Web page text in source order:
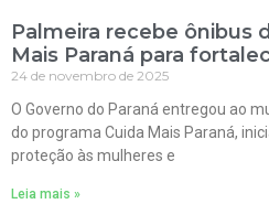
Palmeira recebe ônibus
Mais Paraná para
24 de novembro de 2025
O Governo do Paraná entregou ao
do programa Cuida Mais Paraná,
proteção às mulheres e
Leia mais »